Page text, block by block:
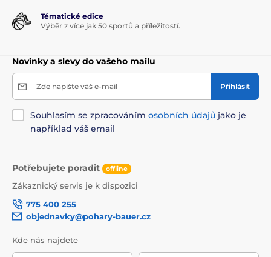
Tématické edice
Výběr z více jak 50 sportů a příležitostí.
Novinky a slevy do vašeho mailu
Zde napište váš e-mail Přihlásit
Souhlasím se zpracováním osobních údajů jako je
například váš email
Potřebujete poradit offline
Zákaznický servis je k dispozici
775 400 255
objednavky@pohary-bauer.cz
Kde nás najdete